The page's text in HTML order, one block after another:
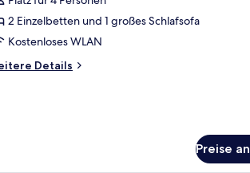
2 Einzelbetten und 1 großes Schlafsofa
Kostenloses WLAN
Details
Preise